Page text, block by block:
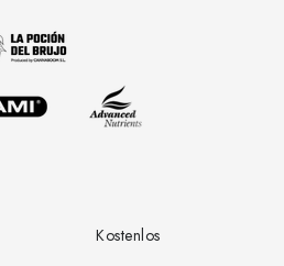
Kostenlos